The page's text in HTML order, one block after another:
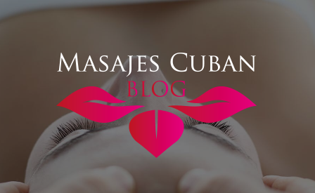
Saltar